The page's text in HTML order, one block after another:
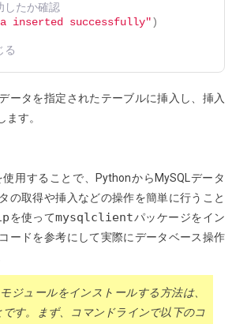
たか確認
inserted successfully")
る
ータを指定されたテーブルに挿入し、挿入
す。
用することで、PythonからMySQLデータ
の取得や挿入などの操作を簡単に行うこと
を使ってmysqlclientパッケージをイン
ードを参考にして実際にデータベース操作
ジュールをインストールする方法は、
す。まず、コマンドラインで以下のコ